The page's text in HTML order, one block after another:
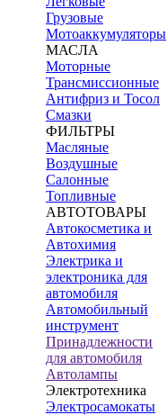
Грузовые
Мотоаккумуляторы
МАСЛА
Моторные
Трансмиссионные
Антифриз и Тосол
Смазки
ФИЛЬТРЫ
Масляные
Воздушные
Салонные
Топливные
АВТОТОВАРЫ
Автокосметика и
Автохимия
Электрика и
электроника для
автомобиля
Автомобильный
инструмент
Принадлежности
для автомобиля
Автолампы
Электротехника
Электросамокаты